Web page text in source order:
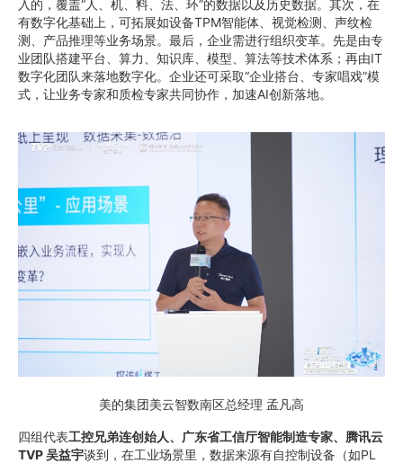
入的，覆盖“人、机、料、法、环”的数据以及历史数据。其次，在
有数字化基础上，可拓展如设备TPM智能体、视觉检测、声纹检
测、产品推理等业务场景。最后，企业需进行组织变革。先是由专
业团队搭建平台、算力、知识库、模型、算法等技术体系；再由IT
数字化团队来落地数字化。企业还可采取“企业搭台、专家唱戏”模
式，让业务专家和质检专家共同协作，加速AI创新落地。
美的集团美云智数南区总经理 孟凡高
四组代表工控兄弟连创始人、 广东省工信厅智能制造专家、腾讯云
TVP吴益宇谈到，在工业场景里，数据来源有自控制设备（如PL